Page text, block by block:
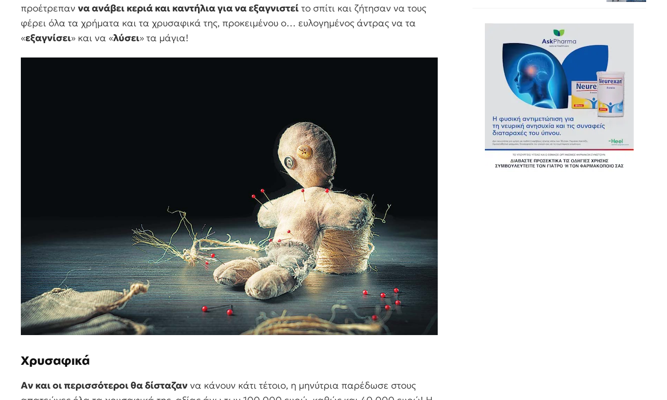
προέτρεπαν να ανάβει κεριά και καντήλια για να εξαγνιστεί το σπίτι και ζήτησαν να τους
φέρει όλα τα χρήματα και τα χρυσαφικά της, προκειμένου ο… ευλογημένος άντρας να τα
«εξαγνίσει» και να «λύσει» τα μάγια!
Χρυσαφικά
Αν και οι περισσότεροι θα δίσταζαν να κάνουν κάτι τέτοιο, η μηνύτρια παρέδωσε στους